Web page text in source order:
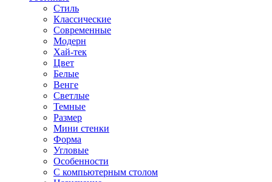
Стиль
Классические
Современные
Модерн
Хай-тек
Цвет
Белые
Венге
Светлые
Темные
Размер
Мини стенки
Форма
Угловые
Особенности
С компьютерным столом